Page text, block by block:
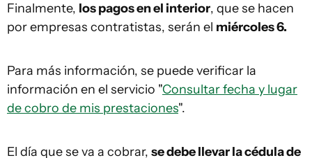
Finalmente, los pagos en el interior, que se hacen
por empresas contratistas, serán el miércoles 6.
Para más información, se puede verificar la
información en el servicio "Consultar fecha y lugar
de cobro de mis prestaciones".
El día que se va a cobrar, se debe llevar la cédula de